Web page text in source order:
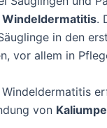
Windeldermatitis.
in den
vor allem in
von